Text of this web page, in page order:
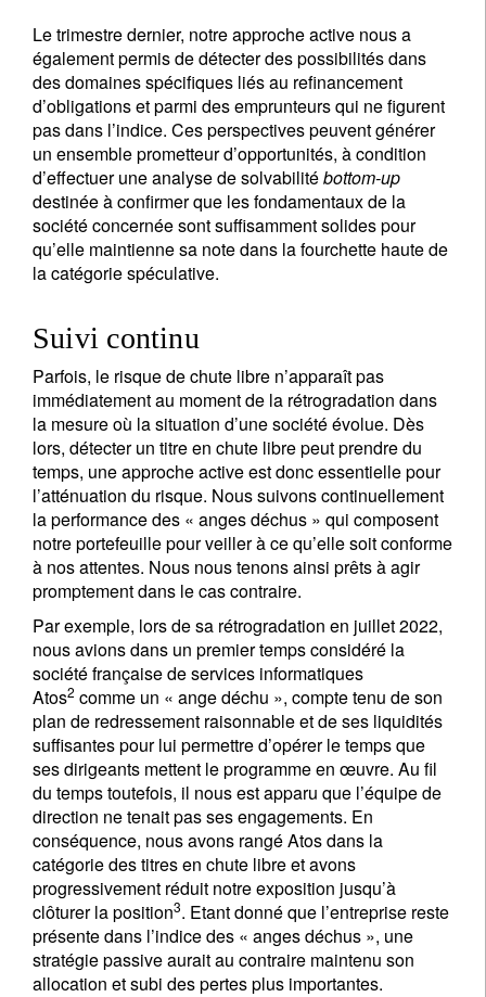
Le trimestre dernier, notre approche active nous a
également permis de détecter des possibilités dans
des domaines spécifiques liés au refinancement
d’obligations et parmi des emprunteurs qui ne figurent
pas dans l’indice. Ces perspectives peuvent générer
un ensemble prometteur d’opportunités, à condition
d’effectuer une analyse de solvabilitébottom-up
destinée à confirmer que les fondamentaux de la
société concernée sont suffisamment solides pour
qu’elle maintienne sa note dans la fourchette haute de
la catégorie spéculative.
Suivi continu
Parfois, le risque de chute libre n’apparaît pas
immédiatement au moment de la rétrogradation dans
la mesure où la situation d’une société évolue. Dès
lors, détecter un titre en chute libre peut prendre du
temps, une approche active est donc essentielle pour
l’atténuation du risque. Nous suivons continuellement
la performance des « anges déchus » qui composent
notre portefeuille pour veiller à ce qu’elle soit conforme
à nos attentes. Nous nous tenons ainsi prêts à agir
promptement dans le cas contraire.
Par exemple, lors de sa rétrogradation en juillet 2022,
nous avions dans un premier temps considéré la
société française de services informatiques
Atos2 comme un « ange déchu », compte tenu de son
plan de redressement raisonnable et de ses liquidités
suffisantes pour lui permettre d’opérer le temps que
ses dirigeants mettent le programme en œuvre. Au fil
du temps toutefois, il nous est apparu que l’équipe de
direction ne tenait pas ses engagements. En
conséquence, nous avons rangé Atos dans la
catégorie des titres en chute libre et avons
progressivement réduit notre exposition jusqu’à
clôturer la position3. Etant donné que l’entreprise reste
présente dans l’indice des « anges déchus », une
stratégie passive aurait au contraire maintenu son
allocation et subi des pertes plus importantes.